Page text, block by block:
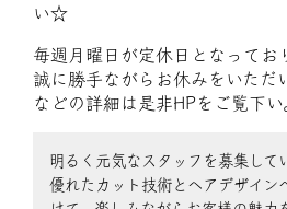
い☆
毎週月曜日が定休日となってお
誠に勝手ながらお休みをいただ
などの詳細は是非HPをご覧下い
明るく元気なスタッフを募集して
優れたカット技術とヘアデザイン